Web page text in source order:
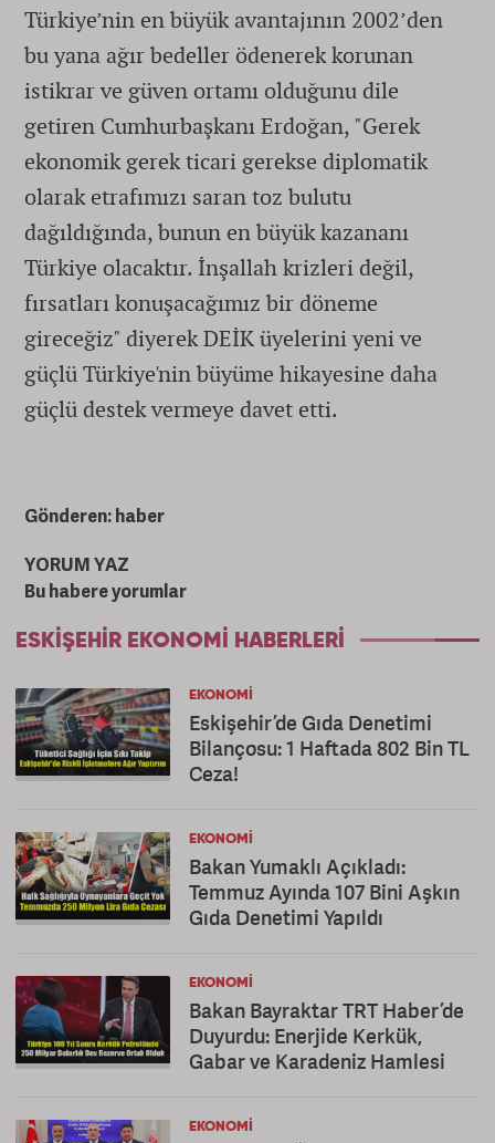
Türkiye’nin en büyük avantajının 2002’den
bu yana ağır bedeller ödenerek korunan
istikrar ve güven ortamı olduğunu dile
getiren Cumhurbaşkanı Erdoğan, "Gerek
ekonomik gerek ticari gerekse diplomatik
olarak etrafımızı saran toz bulutu
dağıldığında, bunun en büyük kazananı
Türkiye olacaktır. İnşallah krizleri değil,
fırsatları konuşacağımız bir döneme
gireceğiz" diyerek DEİK üyelerini yeni ve
güçlü Türkiye'nin büyüme hikayesine daha
güçlü destek vermeye davet etti.
Gönderen: haber
YORUM YAZ
Bu habere yorumlar
ESKIŞEHIR EKONOMI HABERLERI
EKONOMI
Eskişehir’de Gıda Denetimi
Bilançosu: 1 Haftada 802 Bin TL
Ceza!
EKONOMI
Bakan Yumaklı Açıkladı:
Temmuz Ayında 107 Bini Aşkın
Gıda Denetimi Yapıldı
EKONOMI
Bakan Bayraktar TRT Haber’de
Duyurdu: Enerjide Kerkük,
Gabar ve Karadeniz Hamlesi
EKONOMI